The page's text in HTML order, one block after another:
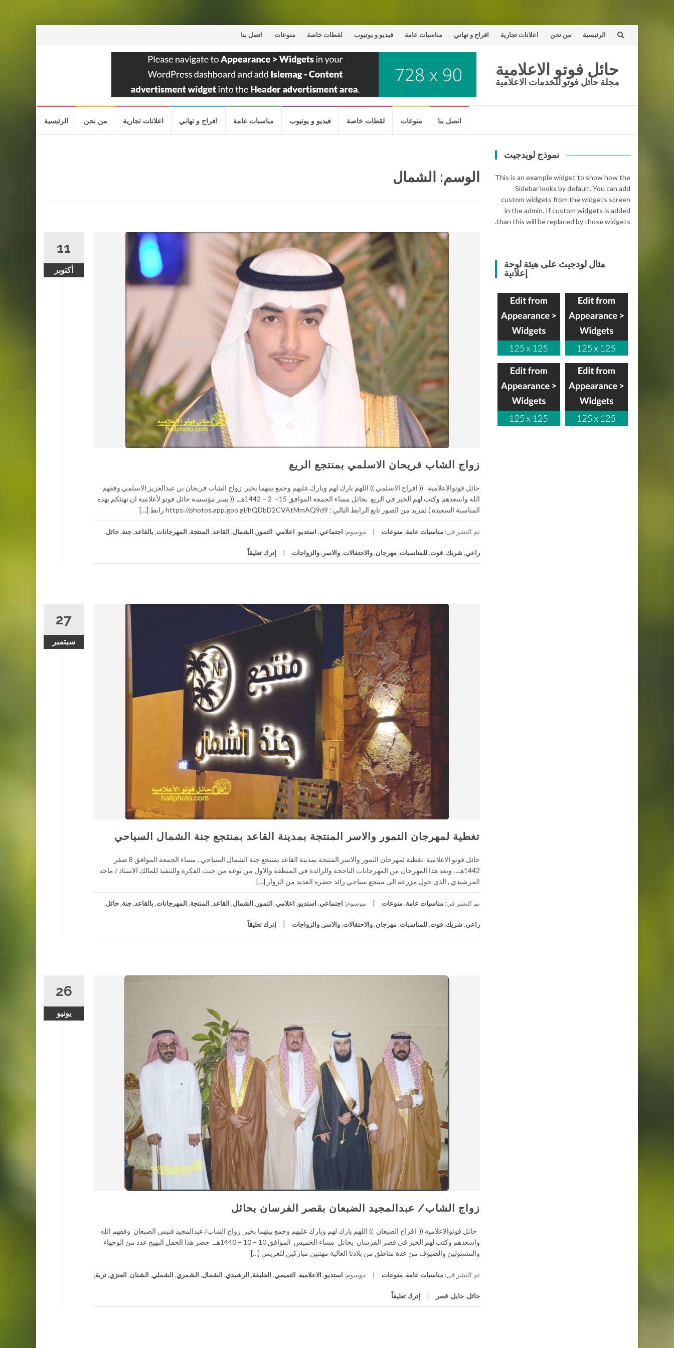
تخطى
المحتوى
الرئيسية من نحن اعلانات تجارية افراح و تهاني مناسبات عامة فيديو و يوتيوب لقطات خاصة منوعات اتصل بنا
حائل فوتو الاعلامية
مجلة حائل فوتو للخدمات الاعلامية
الرئيسية من نحن اعلانات تجارية افراح و تهاني مناسبات عامة فيديو و يوتيوب لقطات خاصة منوعات اتصل بنا
الوسم: الشمال
11
أكتوبر
زواج الشاب فريحان الاسلمي بمنتجع الريع
حائل فوتوالاعلامية (( افراح الاسلمي )) اللهم بارك لهم وبارك عليهم وجمع بينهما بخير زواج الشاب فريحان بن عبدالعزيز الاسلمي وفقهم
الله واسعدهم وكتب لهم الخير في الريع بحائل مساء الجمعة الموافق 15– 2 – 1442هــ (( يسر مؤسسة حائل فوتو لأعلامية ان تهنئكم بهذه
المناسبة السعيدة ) لمزيد من الصور تابع الرابط التالي : https://photos.app.goo.gl/hQDbD2CVAtMmAQ9d9 رابط […]
تم النشر فى: مناسبات عامة,منوعات موسوم: اجتماعي, استديو, اعلامي, التمور , الشمال, القاعد, المنتجة, المهرجانات, بالقاعد,جنة,حائل,
راعي,شريك,فوت,للمناسبات,مهرجان,والاحتفالات,والاسر ,والزواجات إترك تعليقاً
27
سبتمبر
تغطية لمهرجان التمور والاسر المنتجة بمدينة القاعد بمنتجع جنة الشمال السياحي
حائل فوتو الاعلامية تغطية لمهرجان التمور والاسر المنتجة بمدينة القاعد بمنتجع جنة الشمال السياحي , مساء الجمعة الموافق 8 صفر
1442هــ . ويعد هذا المهرجان من المهرجانات الناجحة والرائدة في المنطقة والاول من نوعه من حيث الفكرة والتنفيذ للمالك الاستاذ / ماجد
المرشيدي , الذي حول مزرعة الى منتجع سياحي رائد حضره العديد من الزوار […]
تم النشر فى: مناسبات عامة,منوعات موسوم: اجتماعي, استديو, اعلامي, التمور , الشمال, القاعد, المنتجة, المهرجانات, بالقاعد,جنة,حائل,
راعي,شريك,فوت,للمناسبات,مهرجان,والاحتفالات,والاسر ,والزواجات إترك تعليقاً
26
يونيو
زواج الشاب/ عبدالمجيد الضبعان بقصر الفرسان بحائل
حائل فوتوالاعلامية (( افراح الضبعان )) اللهم بارك لهم وبارك عليهم وجمع بينهما بخير زواج الشاب/ عبدالمجيد فنيس الضبعان وفقهم الله
واسعدهم وكتب لهم الخير في قصر الفرسان بحائل مساء الخميس الموافق 10 – 10 – 1440هــ حضر هذا الحفل البهيج عدد من الوجهاء
والمسئولين والضيوف من عدة مناطق من بلادنا الغالية مهنئين مباركين للعريس […]
تم النشر فى: مناسبات عامة,منوعات موسوم: استديو, الاعلامية, التميمي, الحليفة, الرشيدي, الشمال, الشمري, الشملي, الشنان, العنزي,تربة,
حائل,حايل,قصر إترك تعليقاً
نموذج لويدجيت
This is an example widget to show how the
Sidebar looks by default. You can add
custom widgets from the widgets screen
in the admin. If custom widgets is added
than this will be replaced by those widgets.
مثال لودجيث على هيئة لوحة
إعلانية